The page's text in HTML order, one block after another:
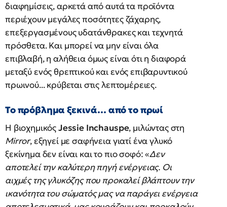
διαφημίσεις, αρκετά από αυτά τα προϊόντα
περιέχουν μεγάλες ποσότητες ζάχαρης,
επεξεργασμένους υδατάνθρακες και τεχνητά
πρόσθετα. Και μπορεί να μην είναι όλα
επιβλαβή, η αλήθεια όμως είναι ότι η διαφορά
μεταξύ ενός θρεπτικού και ενός επιβαρυντικού
πρωινού... κρύβεται στις λεπτομέρειες.
Το πρόβλημα ξεκινά… από το πρωί
Η βιοχημικόςJessie Inchauspe, μιλώντας στη
Mirror, εξηγεί με σαφήνεια γιατί ένα γλυκό
ξεκίνημα δεν είναι και το πιο σοφό: «Δεν
αποτελεί την καλύτερη πηγή ενέργειας. Οι
αιχμές της γλυκόζης που προκαλεί βλάπτουν την
ικανότητα του σώματός μας να παράγει ενέργεια